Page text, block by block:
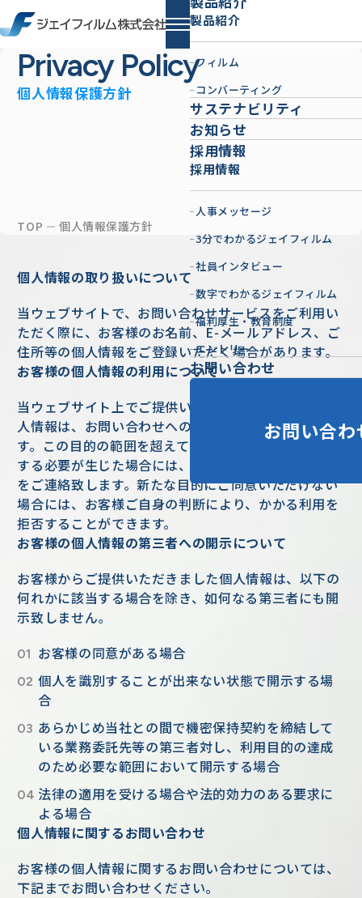
製品紹介
フィルム
コンバーティング
サステナビリティ
お知らせ
採用情報
採用情報
人事メッセージ
3分でわかるジェイフィルム
社員インタビュー
数字でわかるジェイフィルム
福利厚生・教育制度
エントリー
お問い合わせ
お問い合わ
Privacy Policy
個人情報保護方針
TOP 個人情報保護方針
個人情報の取り扱いについて
当ウェブサイトで、お問い合わせサービスをご利用い
ただく際に、お客様のお名前、E-メールアドレス、ご
住所等の個人情報をご登録いただく場合があります。
お客様の個人情報の利用について
当ウェブサイト上でご提供いただきましたお客様の個
人情報は、お問い合わせへの対応の目的で使用しま
す。この目的の範囲を超えてお客様の個人情報を利用
する必要が生じた場合には、事前にお客様にその目的
をご連絡致します。新たな目的にご同意いただけない
場合には、お客様ご自身の判断により、かかる利用を
拒否することができます。
お客様の個人情報の第三者への開示について
お客様からご提供いただきました個人情報は、以下の
何れかに該当する場合を除き、如何なる第三者にも開
示致しません。
お客様の同意がある場合
個人を識別することが出来ない状態で開示する場
合
あらかじめ当社との間で機密保持契約を締結して
いる業務委託先等の第三者対し、利用目的の達成
のため必要な範囲において開示する場合
法律の適用を受ける場合や法的効力のある要求に
よる場合
個人情報に関するお問い合わせ
お客様の個人情報に関するお問い合わせについては、
下記までお問い合わせください。